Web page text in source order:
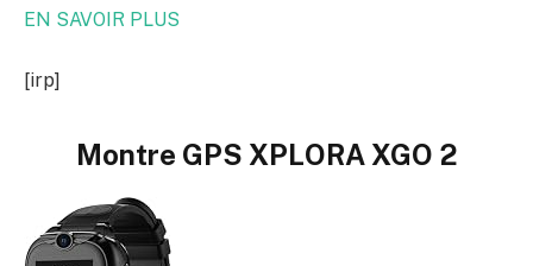
EN SAVOIR PLUS
[irp]
Montre GPS XPLORA XGO 2